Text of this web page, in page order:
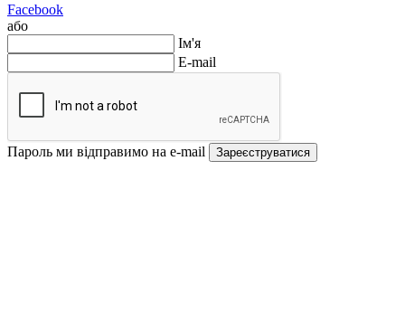
Facebook
або
Ім'я
E-mail
Пароль ми відправимо на e-mail Зареєструватися